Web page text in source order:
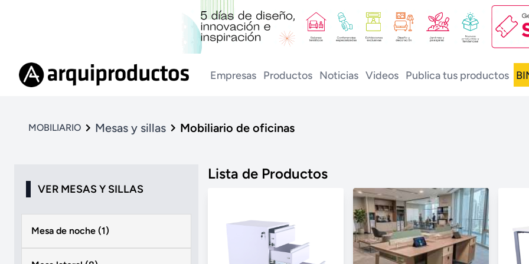
Empresas Productos Noticias Videos Publica tus productos
MOBILIARIO Mesas y sillas Mobiliario de oficinas
VER MESAS Y SILLAS
Mesa de noche (1)
Lista de Productos